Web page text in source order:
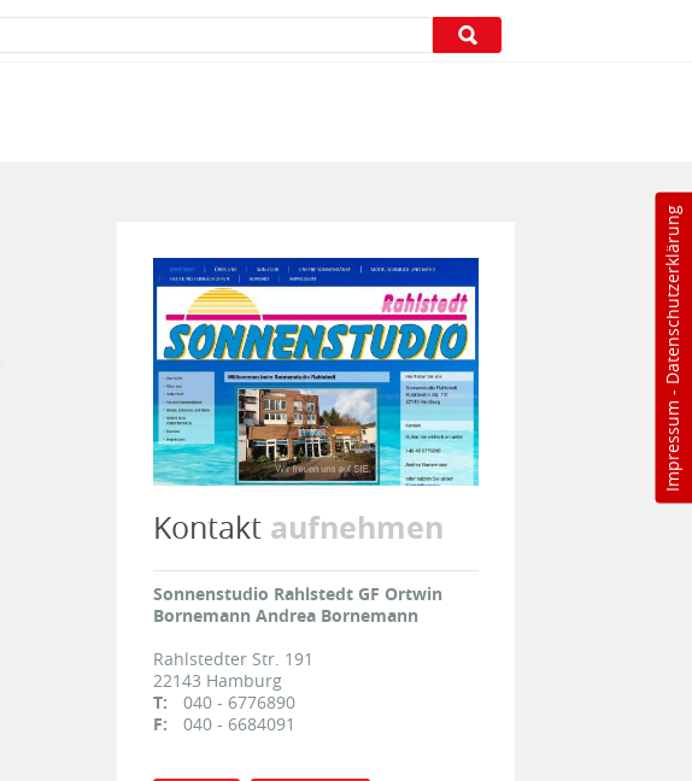
Impressum
-
Datenschutzerklärung
Kontakt aufnehmen
Sonnenstudio Rahlstedt GF Ortwin
Bornemann Andrea Bornemann
Rahlstedter Str. 191
22143 Hamburg
T:
040 - 6776890
F:
040 - 6684091